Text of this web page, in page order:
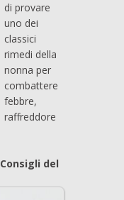
di provare
uno dei
classici
rimedi della
nonna per
combattere
febbre,
raffreddore
del